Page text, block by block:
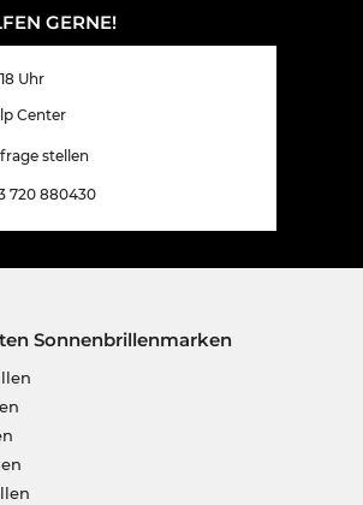
GERNE!
Uhr
Center
stellen
720 880430
Sonnenbrillenmarken